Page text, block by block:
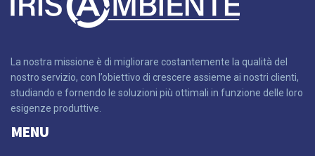
La nostra missione è di migliorare costantemente la qualità del
nostro servizio, con l’obiettivo di crescere assieme ai nostri clienti,
studiando e fornendo le soluzioni più ottimali in funzione delle loro
esigenze produttive.
MENU